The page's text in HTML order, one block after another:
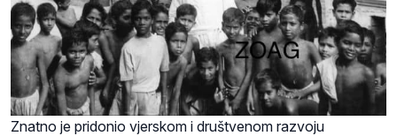
Znatno je pridonio vjerskom i društvenom razvoju